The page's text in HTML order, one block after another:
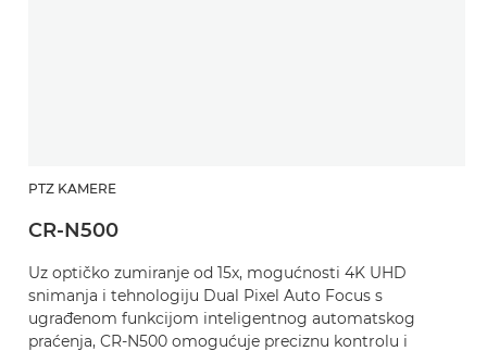
PTZ KAMERE
CR-N500
Uz optičko zumiranje od 15x, mogućnosti 4K UHD
snimanja i tehnologiju Dual Pixel Auto Focus s
ugrađenom funkcijom inteligentnog automatskog
praćenja, CR-N500 omogućuje preciznu kontrolu i